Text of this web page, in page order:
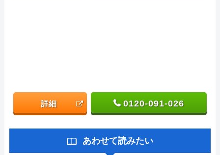
詳細 0120-091-026
あわせて読みたい